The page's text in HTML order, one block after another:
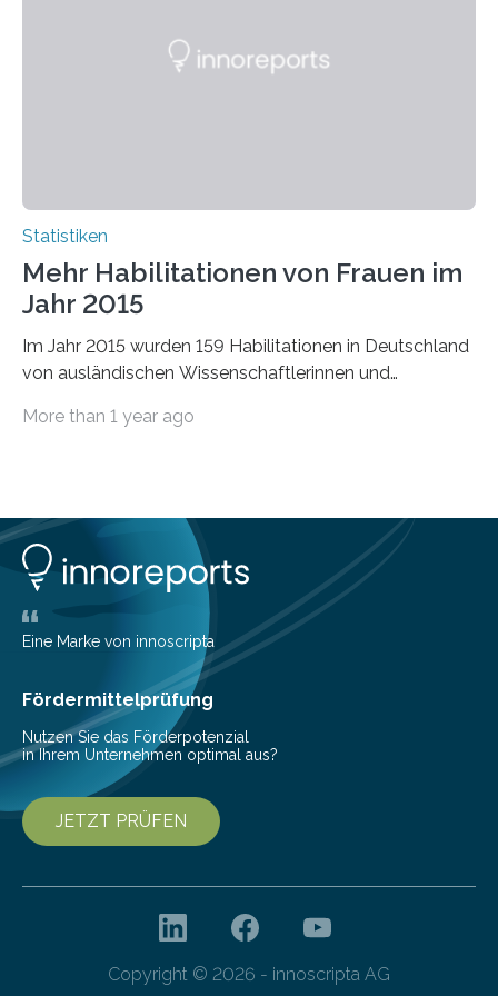
Statistiken
Mehr Habilitationen von Frauen im
Jahr 2015
Im Jahr 2015 wurden 159 Habilitationen in Deutschland
von ausländischen Wissenschaftlerinnen und
More than 1 year ago
Eine Marke von innoscripta
Fördermittelprüfung
Nutzen Sie das Förderpotenzial
in Ihrem Unternehmen optimal aus?
JETZT PRÜFEN
Copyright © 2026 - innoscripta AG